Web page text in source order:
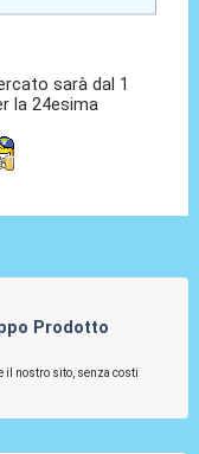
sarà dal 1
la 24esima
Prodotto
il nostro sito, senza costi